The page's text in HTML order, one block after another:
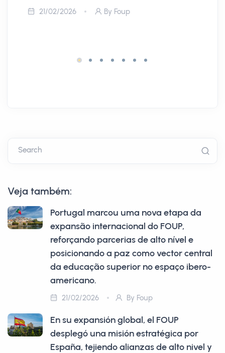
21/02/2026 By Foup
Search
Veja também:
Portugal marcou uma nova etapa da
expansão internacional do FOUP,
reforçando parcerias de alto nível e
posicionando a paz como vector central
da educação superior no espaço ibero-
americano.
21/02/2026 By Foup
En su expansión global, el FOUP
desplegó una misión estratégica por
España, tejiendo alianzas de alto nivel y